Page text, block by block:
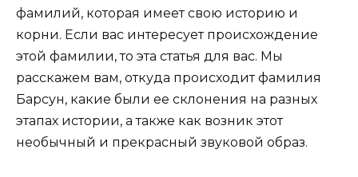
фамилий, которая имеет свою историю и
корни. Если вас интересует происхождение
этой фамилии, то эта статья для вас. Мы
расскажем вам, откуда происходит фамилия
Барсун, какие были ее склонения на разных
этапах истории, а также как возник этот
необычный и прекрасный звуковой образ.